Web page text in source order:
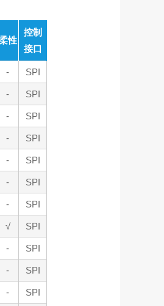
性
控制
接口
- SPI
- SPI
- SPI
- SPI
- SPI
- SPI
- SPI
√ SPI
- SPI
- SPI
- SPI